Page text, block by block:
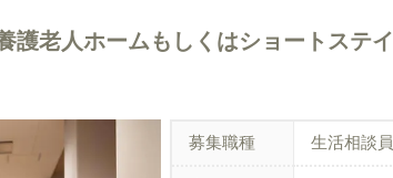
護老人ホームもしくはショートステ
募集職種 生活相談員